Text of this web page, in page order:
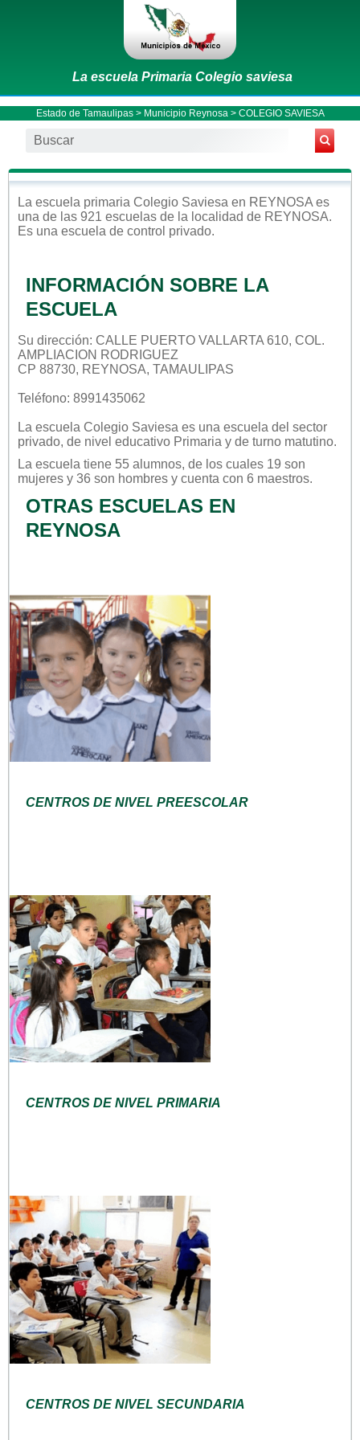
La escuela Primaria Colegio saviesa
Estado de Tamaulipas> Municipio Reynosa > COLEGIO SAVIESA
La escuela primaria Colegio Saviesa en REYNOSA es
una de las 921 escuelas de la localidad de REYNOSA.
Es una escuela de control privado.
INFORMACIÓN SOBRE LA
ESCUELA
Su dirección: CALLE PUERTO VALLARTA 610, COL.
AMPLIACION RODRIGUEZ
CP 88730, REYNOSA, TAMAULIPAS
Teléfono: 8991435062
La escuela Colegio Saviesa es una escuela del sector
privado, de nivel educativo Primaria y de turno matutino.
La escuela tiene 55 alumnos, de los cuales 19 son
mujeres y 36 son hombres y cuenta con 6 maestros.
OTRAS ESCUELAS EN
REYNOSA
CENTROS DE NIVEL PREESCOLAR
CENTROS DE NIVEL PRIMARIA
CENTROS DE NIVEL SECUNDARIA